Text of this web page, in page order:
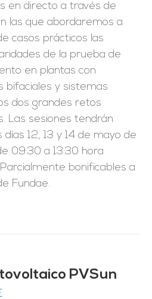
en directo a través de
las que abordaremos a
casos prácticos las
de la prueba de
en plantas con
bifaciales y sistemas
dos grandes retos
Las sesiones tendrán
días 12, 13 y 14 de mayo de
09:30 a 13:30 hora
bonificables a
Fundae.
PVSun